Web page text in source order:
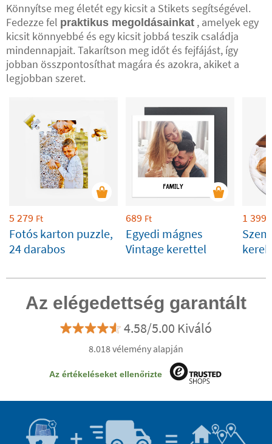
Könnyítse meg életét egy kicsit a Stikets segítségével.
Fedezze fel praktikus megoldásainkat , amelyek egy
kicsit könnyebbé és egy kicsit jobbá teszik családja
mindennapjait. Takarítson meg időt és fejfájást, így
jobban összpontosíthat magára és azokra, akiket a
legjobban szeret.
5 279 Ft
Fotós karton puzzle,
24 darabos
689 Ft
Egyedi mágnes
Vintage kerettel
1 399
Az elégedettség garantált
4.58/5.00 Kiváló
8.018 vélemény alapján
Az értékeléseket ellenőrizte